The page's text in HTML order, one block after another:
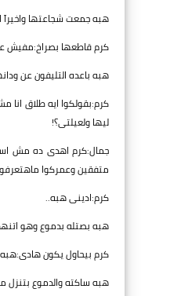
هبه جمعت شجاعتها واخيرآ
كرم قاطعها بصراخ:مفيش
هبه باعده التليفون عن
كرم:بقولكوا ايه طلاق
ليها ولعيلتى؟!
جمال:كرم اهدى ده مش
متفقين وعمركوا
كرم:ادينى هبه..
هبه بصتله بدموع وهو
كرم بيحاول يكون
هبه ساكته والدموع